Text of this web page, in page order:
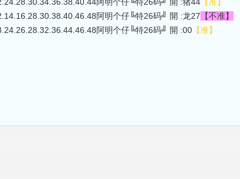
阿明个仔╚特26码╝ 開 :龙27 【不准】
阿明个仔╚特26码╝ 開 :00 【准】